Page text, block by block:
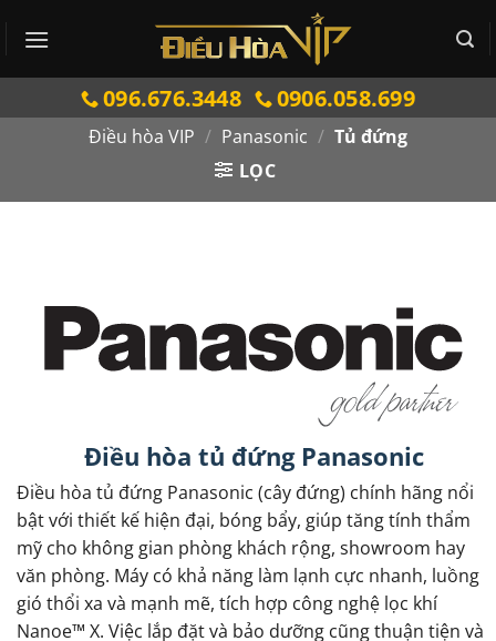
qua
096.676.3448 0906.058.699
Điều hòa VIP / Panasonic / Tủ đứng
LỌC
Điều hòa tủ đứng Panasonic
Điều hòa tủ đứng Panasonic (cây đứng) chính hãng nổi
bật với thiết kế hiện đại, bóng bẩy, giúp tăng tính thẩm
mỹ cho không gian phòng khách rộng, showroom hay
văn phòng. Máy có khả năng làm lạnh cực nhanh, luồng
gió thổi xa và mạnh mẽ, tích hợp công nghệ lọc khí
Nanoe™ X. Việc lắp đặt và bảo dưỡng cũng thuận tiện và